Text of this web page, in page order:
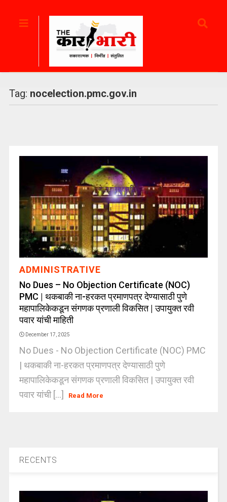
Tag: nocelection.pmc.gov.in
ADMINISTRATIVE
No Dues – No Objection Certificate (NOC)
PMC | थकबाकी ना-हरकत प्रमाणपत्र देण्यासाठी पुणे
महापालिकेकडून संगणक प्रणाली विकसित | उपायुक्त रवी
पवार यांची माहिती
December 17, 2025
No Dues - No Objection Certificate (NOC) PMC
| थकबाकी ना-हरकत प्रमाणपत्र देण्यासाठी पुणे
महापालिकेकडून संगणक प्रणाली विकसित | उपायुक्त रवी
पवार यांची [...]
Read More
RECENTS